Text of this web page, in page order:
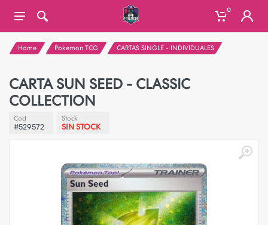
0
Home Pokemon TCG CARTAS SINGLE - INDIVIDUALES
CARTA SUN SEED - CLASSIC
COLLECTION
Cod
#529572
Stock
SIN STOCK